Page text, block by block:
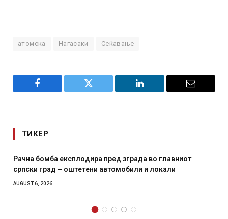
атомска Нагасаки Сеќавање
Facebook Twitter LinkedIn Email
ТИКЕР
пред зграда во главниот
автомобили и локали
И Данска се
месечна воена